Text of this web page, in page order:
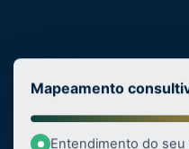
Mapeamento
Entendimento do